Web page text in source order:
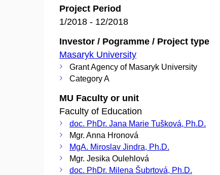
Project Period
1/2018 - 12/2018
Investor / Pogramme / Project type
Masaryk University
Grant Agency of Masaryk University
Category A
MU Faculty or unit
Faculty of Education
doc. PhDr. Jana Marie Tušková, Ph.D.
Mgr. Anna Hronová
MgA. Miroslav Jindra, Ph.D.
Mgr. Jesika Oulehlová
doc. PhDr. Milena Šubrtová, Ph.D.